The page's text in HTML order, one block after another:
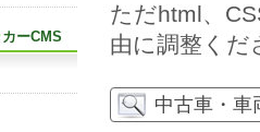
ただhtml、
由に調整くだ
中古車・車
ーCMS